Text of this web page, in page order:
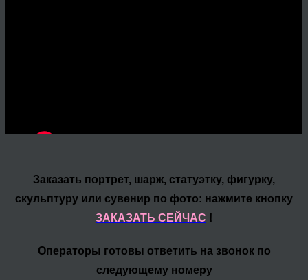
Заказать портрет, шарж, статуэтку, фигурку,
скульптуру или сувенир по фото: нажмите кнопку
ЗАКАЗАТЬ СЕЙЧАС !
Операторы готовы ответить на звонок по
следующему номеру